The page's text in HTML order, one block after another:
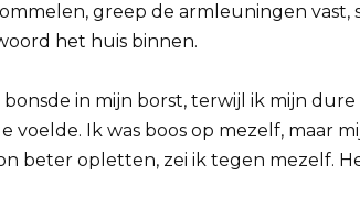
greep de armleuningen vast,
het huis binnen.
bonsde in mijn borst, terwijl ik mijn
voelde. Ik was boos op mezelf, maar
beter opletten, zei ik tegen mezelf.